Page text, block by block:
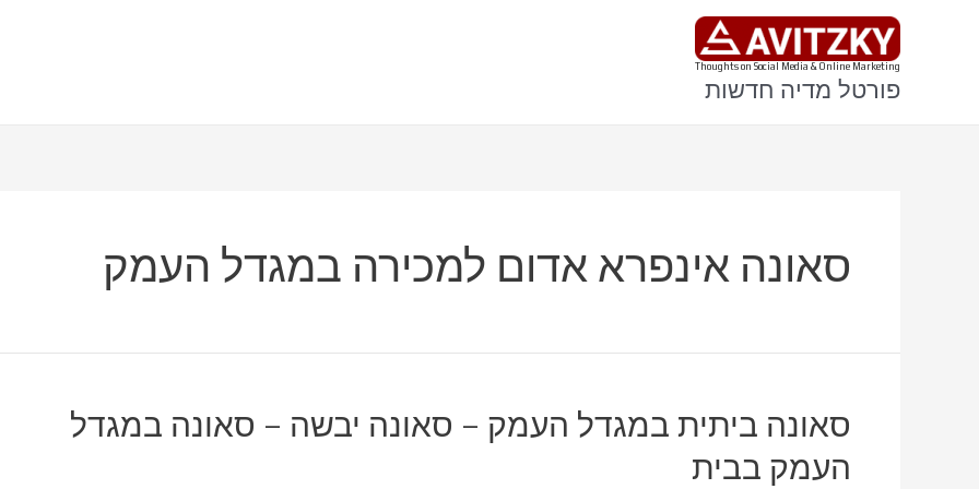
Thoughts on Social Media & Online Marketing
פורטל מדיה חדשות
סאונה אינפרא אדום למכירה במגדל העמק
סאונה ביתית במגדל העמק – סאונה יבשה – סאונה במגדל
העמק בבית